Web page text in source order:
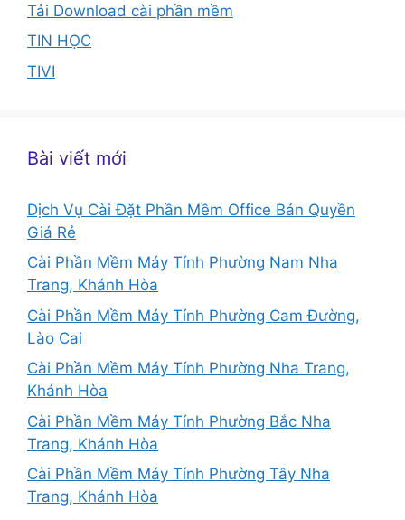
Tải Download cài phần mềm
TIN HỌC
TIVI
Bài viết mới
Dịch Vụ Cài Đặt Phần Mềm Office Bản Quyền
Giá Rẻ
Cài Phần Mềm Máy Tính Phường Nam Nha
Trang, Khánh Hòa
Cài Phần Mềm Máy Tính Phường Cam Đường,
Lào Cai
Cài Phần Mềm Máy Tính Phường Nha Trang,
Khánh Hòa
Cài Phần Mềm Máy Tính Phường Bắc Nha
Trang, Khánh Hòa
Cài Phần Mềm Máy Tính Phường Tây Nha
Trang, Khánh Hòa